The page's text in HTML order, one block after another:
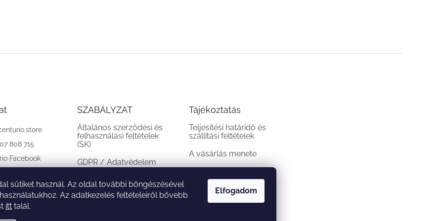
sütiket használ. Az oldal további böngészésével
Az adatkezelés feltételeiről bővebb
itt talál.
Elfogadom
808 715
Facebook
SZABÁLYZAT
Általános szerződési és
felhasználási feltételek
(SK)
GDPR / Adatvédelem
(SK)
Reklamációs feltételek
(SK)
Tájékoztatás
Teljesítési határidő és
szállítási feltételek
A vásárlás menete